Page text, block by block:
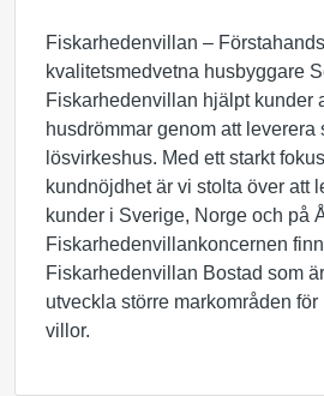
Fiskarhedenvillan –
kvalitetsmedvetna husbyggare
Fiskarhedenvillan hjälpt kunder
husdrömmar genom att leverera
lösvirkeshus. Med ett starkt
kundnöjdhet är vi stolta över att
kunder i Sverige, Norge och på
Fiskarhedenvillankoncernen
Fiskarhedenvillan Bostad som
utveckla större markområden
villor.